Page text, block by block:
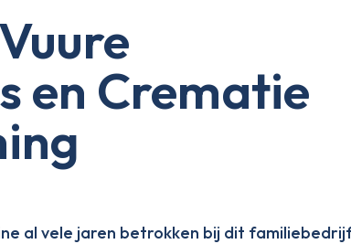
en Crematie
al vele jaren betrokken bij dit